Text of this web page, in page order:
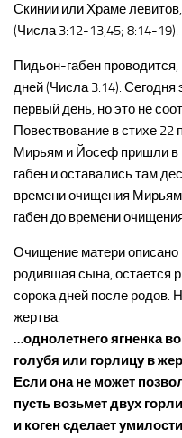
Скинии или Храме
(Числа 3:12-13,45; 8:14-19).
Пидьон-габен
дней (Числа 3:14).
первый день, но это не
Повествование в стихе 22
Мирьям и Йосеф пришли в
габен и оставались там
времени очищения
габен до времени
Очищение матери описано
родившая сына, остается
сорока дней после родов.
жертва:
…однолетнего ягненка
голубя или горлицу в
Если она не может
пусть возьмет двух
и коген сделает